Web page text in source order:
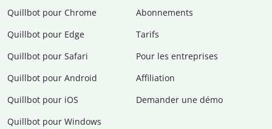
Quillbot pour Chrome
Quillbot pour Edge
Quillbot pour Safari
Quillbot pour Android
Quillbot pour iOS
Quillbot pour Windows
Abonnements
Tarifs
Pour les entreprises
Affiliation
Demander une démo